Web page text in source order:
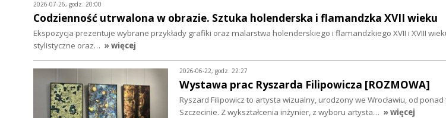
2026-07-26, godz. 20:00
Codzienność utrwalona w obrazie. Sztuka holenderska i flamandzka XVII wieku
Ekspozycja prezentuje wybrane przykłady grafiki oraz malarstwa holenderskiego i flamandzkiego XVII i XVIII
stylistyczne oraz… » więcej
2026-06-22, godz. 22:27
Wystawa prac Ryszarda Filipowicza [ROZMOWA]
Ryszard Filipowicz to artysta wizualny, urodzony we Wrocławiu, od
Szczecinie. Z wykształcenia inżynier, z wyboru artysta… » więcej